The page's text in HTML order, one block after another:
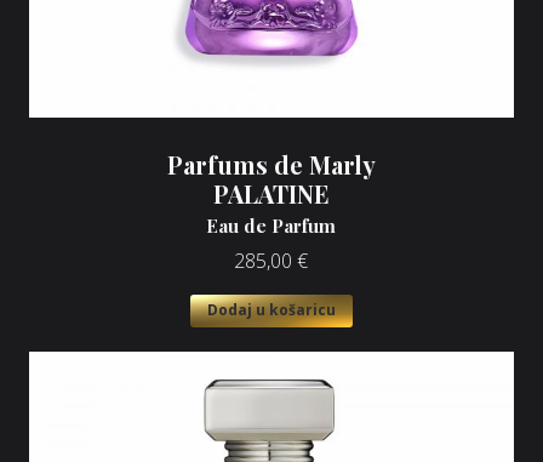
Parfums de Marly
PALATINE
Eau de Parfum
285,00 €
Dodaj u košaricu